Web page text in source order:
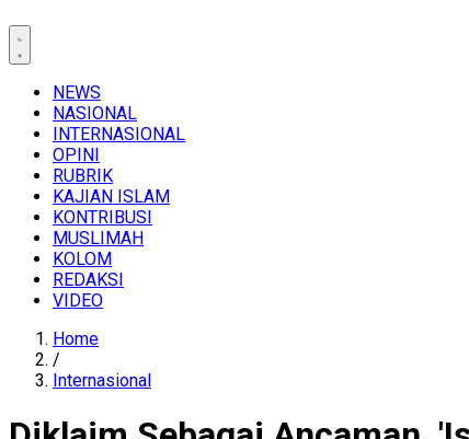
NEWS
NASIONAL
INTERNASIONAL
OPINI
RUBRIK
KAJIAN ISLAM
KONTRIBUSI
MUSLIMAH
KOLOM
REDAKSI
VIDEO
Home
/
Internasional